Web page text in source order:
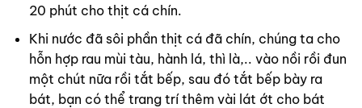
20 phút cho thịt cá chín.
Khi nước đã sôi phần thịt cá đã chín, chúng ta cho
hỗn hợp rau mùi tàu, hành lá, thì là,.. vào nồi rồi đun
một chút nữa rồi tắt bếp, sau đó tắt bếp bày ra
bát, bạn có thể trang trí thêm vài lát ớt cho bát